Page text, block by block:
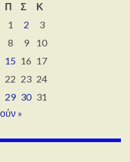
Π Σ
Κ
1
2
3
8 9
10
15 16 17
22 23 24
29 30 31
»